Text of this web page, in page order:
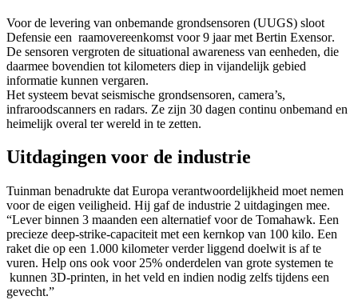
Voor de levering van onbemande grondsensoren (UUGS) sloot
Defensie een raamovereenkomst voor 9 jaar met Bertin Exensor.
De sensoren vergroten de situational awareness van eenheden, die
daarmee bovendien tot kilometers diep in vijandelijk gebied
informatie kunnen vergaren.
Het systeem bevat seismische grondsensoren, camera’s,
infraroodscanners en radars. Ze zijn 30 dagen continu onbemand en
heimelijk overal ter wereld in te zetten.
Uitdagingen voor de industrie
Tuinman benadrukte dat Europa verantwoordelijkheid moet nemen
voor de eigen veiligheid. Hij gaf de industrie 2 uitdagingen mee.
“Lever binnen 3 maanden een alternatief voor de Tomahawk. Een
precieze deep-strike-capaciteit met een kernkop van 100 kilo. Een
raket die op een 1.000 kilometer verder liggend doelwit is af te
vuren. Help ons ook voor 25% onderdelen van grote systemen te
kunnen 3D-printen, in het veld en indien nodig zelfs tijdens een
gevecht.”